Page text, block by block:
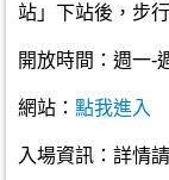
站」下站後，步
開放時間：週一-
網站： 點我進入
入場資訊：詳情